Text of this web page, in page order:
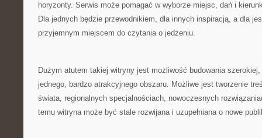
horyzonty. Serwis może pomagać w wyborze miejsc, dań i
Dla jednych będzie przewodnikiem, dla innych inspiracją, a dla
przyjemnym miejscem do czytania o jedzeniu.
Dużym atutem takiej witryny jest możliwość budowania szerokiej,
jednego, bardzo atrakcyjnego obszaru. Możliwe jest tworzenie
świata, regionalnych specjalnościach, nowoczesnych
temu witryna może być stale rozwijana i uzupełniana o nowe